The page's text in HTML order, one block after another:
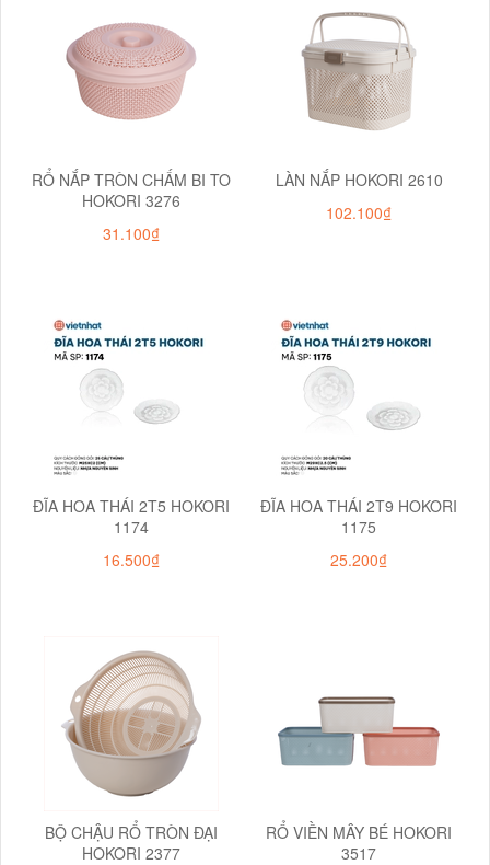
RỔ NẮP TRÒN CHẤM BI TO
HOKORI 3276
31.100₫
LÀN NẮP HOKORI 2610
102.100₫
ĐĨA HOA THÁI 2T5 HOKORI
1174
16.500₫
ĐĨA HOA THÁI 2T9 HOKORI
1175
25.200₫
BỘ CHẬU RỔ TRÒN ĐẠI
HOKORI 2377
RỔ VIỀN MÂY BÉ HOKORI
3517